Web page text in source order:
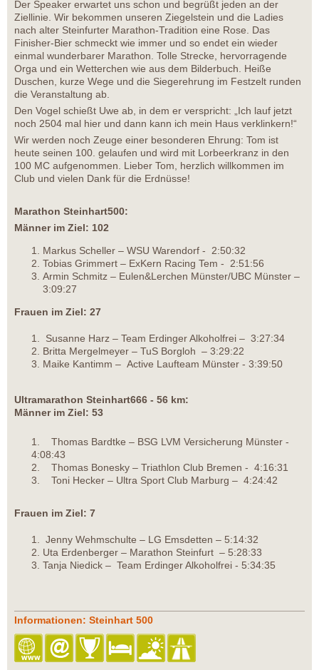
Der Speaker erwartet uns schon und begrüßt jeden an der
Ziellinie. Wir bekommen unseren Ziegelstein und die Ladies
nach alter Steinfurter Marathon-Tradition eine Rose. Das
Finisher-Bier schmeckt wie immer und so endet ein wieder
einmal wunderbarer Marathon. Tolle Strecke, hervorragende
Orga und ein Wetterchen wie aus dem Bilderbuch. Heiße
Duschen, kurze Wege und die Siegerehrung im Festzelt runden
die Veranstaltung ab.
Den Vogel schießt Uwe ab, in dem er verspricht: „Ich lauf jetzt
noch 2504 mal hier und dann kann ich mein Haus verklinkern!“
Wir werden noch Zeuge einer besonderen Ehrung: Tom ist
heute seinen 100. gelaufen und wird mit Lorbeerkranz in den
100 MC aufgenommen. Lieber Tom, herzlich willkommen im
Club und vielen Dank für die Erdnüsse!
Marathon Steinhart500:
Männer im Ziel: 102
Markus Scheller – WSU Warendorf - 2:50:32
Tobias Grimmert – ExKern Racing Tem - 2:51:56
Armin Schmitz – Eulen&Lerchen Münster/UBC Münster –
3:09:27
Frauen im Ziel: 27
Susanne Harz – Team Erdinger Alkoholfrei – 3:27:34
Britta Mergelmeyer – TuS Borgloh – 3:29:22
Maike Kantimm – Active Laufteam Münster - 3:39:50
Ultramarathon Steinhart666 - 56 km:
Männer im Ziel: 53
1. Thomas Bardtke – BSG LVM Versicherung Münster -
4:08:43
2. Thomas Bonesky – Triathlon Club Bremen - 4:16:31
3. Toni Hecker – Ultra Sport Club Marburg – 4:24:42
Frauen im Ziel: 7
Jenny Wehmschulte – LG Emsdetten – 5:14:32
Uta Erdenberger – Marathon Steinfurt – 5:28:33
Tanja Niedick – Team Erdinger Alkoholfrei - 5:34:35
Informationen: Steinhart 500